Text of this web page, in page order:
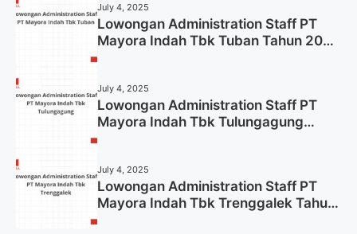
July 4, 2025
Lowongan Administration Staff PT
Mayora Indah Tbk Tuban Tahun 2025
July 4, 2025
Lowongan Administration Staff PT
Mayora Indah Tbk Tulungagung
July 4, 2025
Lowongan Administration Staff PT
Mayora Indah Tbk Trenggalek Tahun